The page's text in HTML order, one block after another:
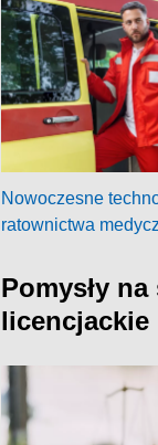
Nowoczesne
ratownictwa
Pomysły
licencjackie